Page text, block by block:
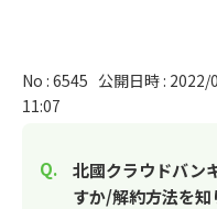
No : 6545 公開日時 : 2022/
11:07
北國クラウドバン
すか/解約方法を知